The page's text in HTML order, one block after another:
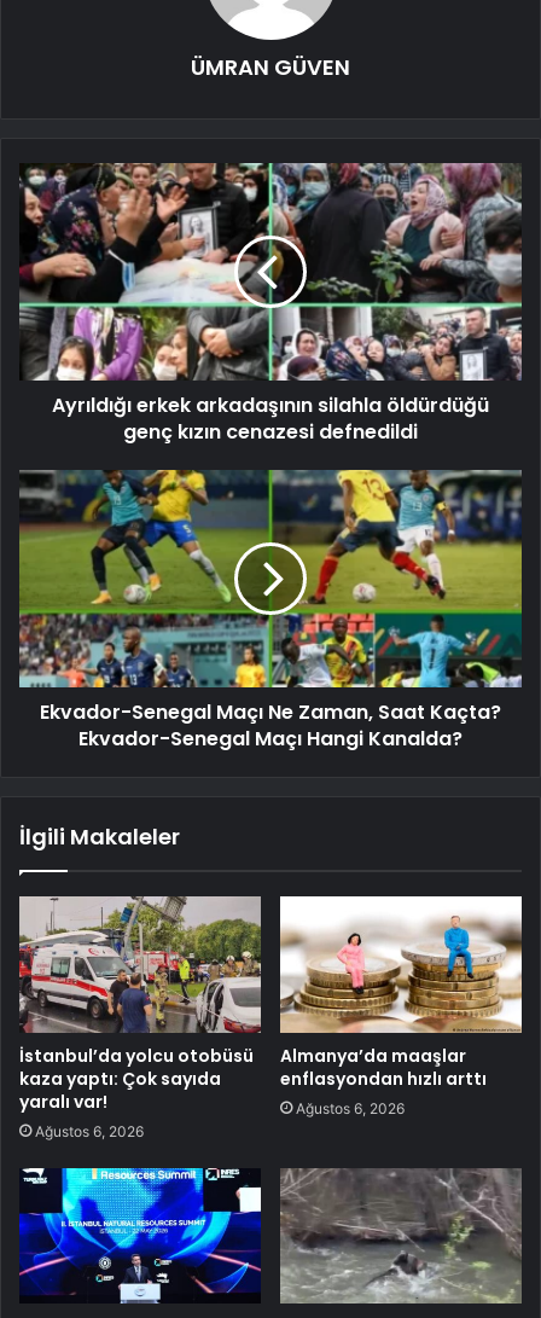
ÜMRAN GÜVEN
Ayrıldığı erkek arkadaşının silahla öldürdüğü
genç kızın cenazesi defnedildi
Ekvador-Senegal Maçı Ne Zaman, Saat Kaçta?
Ekvador-Senegal Maçı Hangi Kanalda?
İlgili Makaleler
İstanbul’da yolcu otobüsü
kaza yaptı: Çok sayıda
yaralı var!
Ağustos 6, 2026
Almanya’da maaşlar
enflasyondan hızlı arttı
Ağustos 6, 2026